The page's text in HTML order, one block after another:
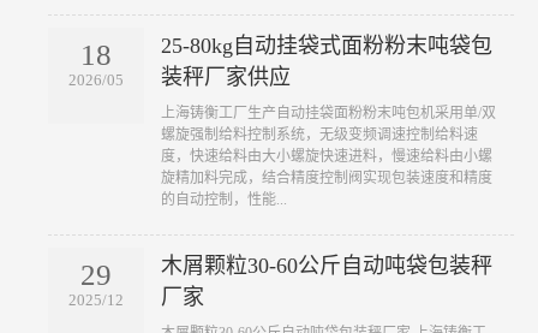
18
2026/05
25-80kg自动挂袋式面粉粉末吨袋包
装秤厂家供应
上海铸衡工厂生产自动挂袋面粉粉末吨包机采用单/双
螺旋强制给料控制系统，无级变频调速控制给料速
度，快速给料由大小螺旋快速进料，慢速给料由小螺
旋精加料完成，结合精度控制阀实现包装速度和精度
的自动控制，性能...
29
2025/12
木屑颗粒30-60公斤自动吨袋包装秤
厂家